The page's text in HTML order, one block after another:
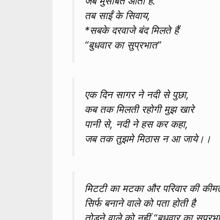
तब साईं के सिवाय,
*सबके दरवाजे बंद मिलते हैं
“बुधवार का सुप्रभात”
एक दिन सागर ने नदी से पुछा,
कब तक मिलती रहोगी मुझ खारे
पानी से, नदी ने हस कर कहा,
जब तक तुझमे मिठास न आ जाये।।
मिटटी का मटका और परिवार की
सिर्फ बनाने वाले को पता होती है